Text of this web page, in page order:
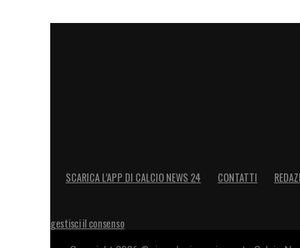
SCARICA L’APP DI CALCIO NEWS 24 CONTATTI
gestisci il consenso